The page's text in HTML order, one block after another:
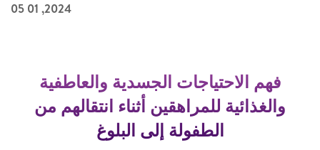
2024, 01 05
فهم الاحتياجات الجسدية والعاطفية
والغذائية للمراهقين أثناء انتقالهم من
الطفولة إلى البلوغ